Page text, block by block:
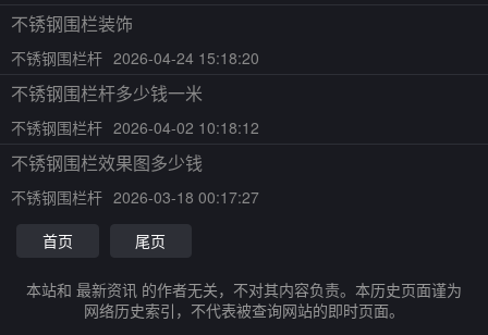
不锈钢围栏装饰
不锈钢围栏杆 2026-04-24 15:18:20
不锈钢围栏杆多少钱一米
不锈钢围栏杆 2026-04-02 10:18:12
不锈钢围栏效果图多少钱
不锈钢围栏杆 2026-03-18 00:17:27
首页
尾页
本站和 最新资讯 的作者无关，不对其内容负责。本历史页面谨为
网络历史索引，不代表被查询网站的即时页面。